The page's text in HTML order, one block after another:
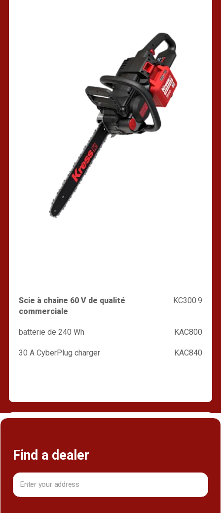
Scie à chaîne 60 V de qualité
commerciale
KC300.9
batterie de 240 Wh KAC800
30 A CyberPlug charger KAC840
Find a dealer